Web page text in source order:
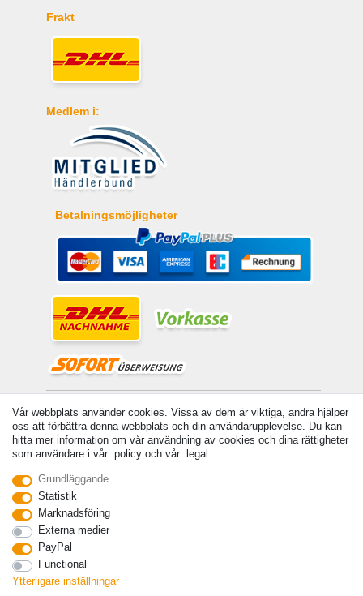
Frakt
Medlem i:
Betalningsmöjligheter
moms | För grundpris, se respektive artikel | Gäller för försändelser inom Sverige
Withdraw from contract here Kontakta
Vår webbplats använder cookies. Vissa av dem är viktiga, andra hjälper
oss att förbättra denna webbplats och din användarupplevelse. Du kan
hitta mer information om vår användning av cookies och dina rättigheter
som användare i vår: policy och vår: legal.
Grundläggande
Statistik
Marknadsföring
Externa medier
PayPal
Functional
Ytterligare inställningar